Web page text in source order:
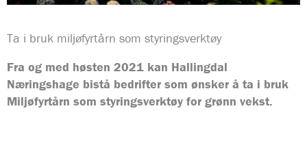
Ta i bruk miljøfyrtårn som styringsverktøy
Fra og med høsten 2021 kan Hallingdal
Næringshage bistå bedrifter som ønsker å ta i bruk
Miljøfyrtårn som styringsverktøy for grønn vekst.